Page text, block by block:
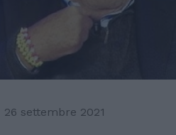
26 settembre 2021